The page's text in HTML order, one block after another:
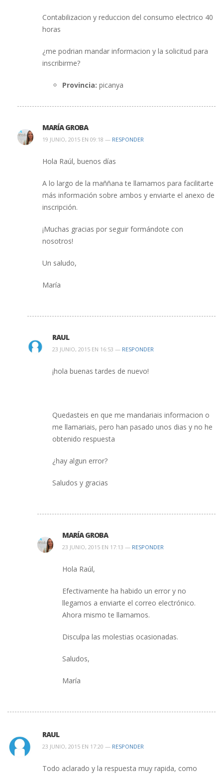
Contabilizacion y reduccion del consumo electrico 40
horas
¿me podrian mandar informacion y la solicitud para
inscribirme?
Provincia: picanya
MARÍA GROBA
19 JUNIO, 2015 EN 09:18 — RESPONDER
Hola Raúl, buenos días
A lo largo de la maññana te llamamos para facilitarte
más información sobre ambos y enviarte el anexo de
inscripción.
¡Muchas gracias por seguir formándote con
nosotros!
Un saludo,
María
RAUL
23 JUNIO, 2015 EN 16:53 — RESPONDER
¡hola buenas tardes de nuevo!
Quedasteis en que me mandariais informacion o
me llamariais, pero han pasado unos dias y no he
obtenido respuesta
¿hay algun error?
Saludos y gracias
MARÍA GROBA
23 JUNIO, 2015 EN 17:13 — RESPONDER
Hola Raúl,
Efectivamente ha habido un error y no
llegamos a enviarte el correo electrónico.
Ahora mismo te llamamos.
Disculpa las molestias ocasionadas.
Saludos,
María
RAUL
23 JUNIO, 2015 EN 17:20 — RESPONDER
Todo aclarado y la respuesta muy rapida, como